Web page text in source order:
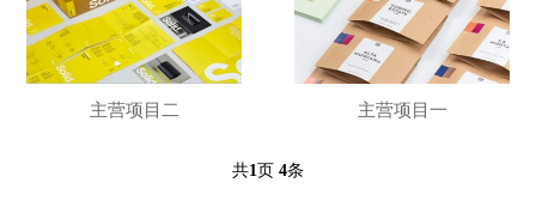
合作伙伴
人才招聘
主营项目二 主营项目一
共1 页 4条